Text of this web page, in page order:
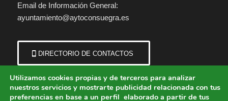
Email de Información General:
ayuntamiento@aytoconsuegra.es
DIRECTORIO DE CONTACTOS
Utilizamos cookies propias y de terceros para analizar
nuestros servicios y mostrarte publicidad relacionada con tus
preferencias en base a un perfil elaborado a partir de tus